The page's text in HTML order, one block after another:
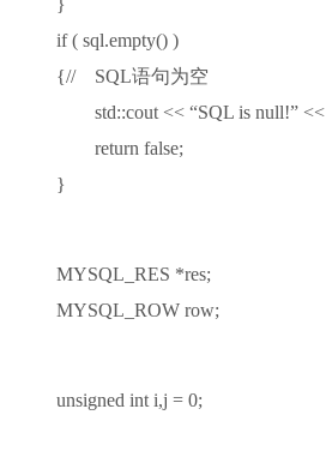
if ( sql.empty() )
{// SQL语句为空
std::cout << “SQL is null!” <<
return false;
}
MYSQL_RES *res;
MYSQL_ROW row;
unsigned int i,j = 0;